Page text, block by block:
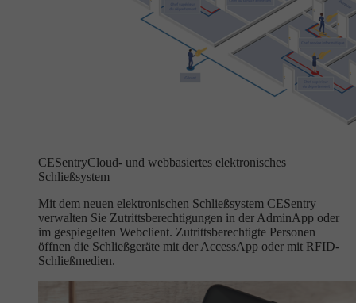
CESentryCloud- und webbasiertes elektronisches
Schließsystem
Mit dem neuen elektronischen Schließsystem CESentry
verwalten Sie Zutrittsberechtigungen in der AdminApp oder
im gespiegelten Webclient. Zutrittsberechtigte Personen
öffnen die Schließgeräte mit der AccessApp oder mit RFID-
Schließmedien.